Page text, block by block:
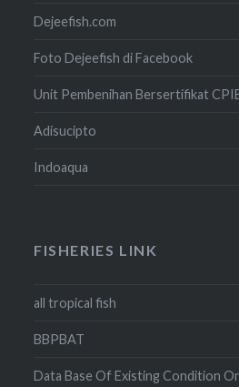
Dejeefish.com
Foto Dejeefish di Facebook
Unit Pembenihan Bersertifikat
Adisucipto
Indoaqua
FISHERIES LINK
all tropical fish
BBPBAT
Data Base Of Existing Condition